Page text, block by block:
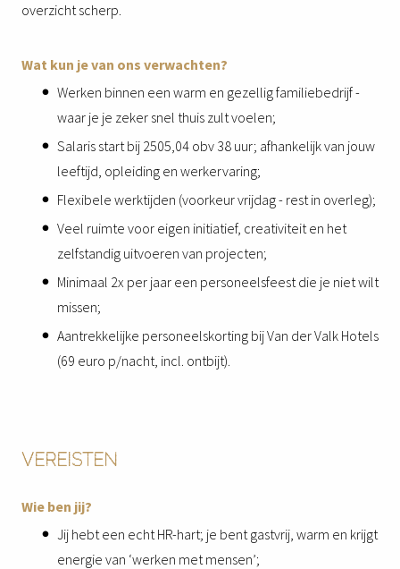
overzicht scherp.
Wat kun je van ons verwachten?
Werken binnen een warm en gezellig familiebedrijf -
waar je je zeker snel thuis zult voelen;
Salaris start bij 2505,04 obv 38 uur; afhankelijk van jouw
leeftijd, opleiding en werkervaring;
Flexibele werktijden (voorkeur vrijdag - rest in overleg);
Veel ruimte voor eigen initiatief, creativiteit en het
zelfstandig uitvoeren van projecten;
Minimaal 2x per jaar een personeelsfeest die je niet wilt
missen;
Aantrekkelijke personeelskorting bij Van der Valk Hotels
(69 euro p/nacht, incl. ontbijt).
VEREISTEN
Wie ben jij?
Jij hebt een echt HR-hart; je bent gastvrij, warm en krijgt
energie van ‘werken met mensen’;